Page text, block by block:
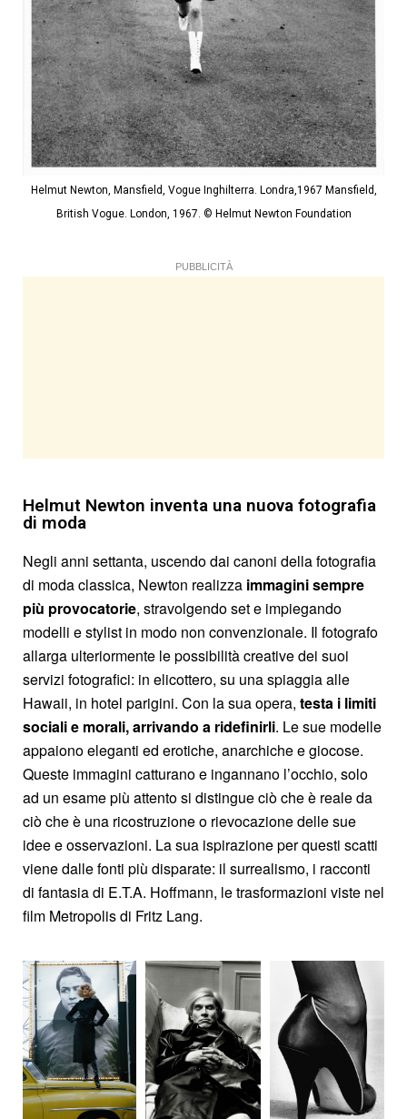
Helmut Newton, Mansfield, Vogue Inghilterra. Londra,1967 Mansfield,
British Vogue. London, 1967. © Helmut Newton Foundation
PUBBLICITÀ
Helmut Newton inventa una nuova fotografia
di moda
Negli anni settanta, uscendo dai canoni della fotografia
di moda classica, Newton realizza immagini sempre
più provocatorie, stravolgendo set e impiegando
modelli e stylist in modo non convenzionale. Il fotografo
allarga ulteriormente le possibilità creative dei suoi
servizi fotografici: in elicottero, su una spiaggia alle
Hawaii, in hotel parigini. Con la sua opera, testa i limiti
sociali e morali, arrivando a ridefinirli. Le sue modelle
appaiono eleganti ed erotiche, anarchiche e giocose.
Queste immagini catturano e ingannano l’occhio, solo
ad un esame più attento si distingue ciò che è reale da
ciò che è una ricostruzione o rievocazione delle sue
idee e osservazioni. La sua ispirazione per questi scatti
viene dalle fonti più disparate: il surrealismo, i racconti
di fantasia di E.T.A. Hoffmann, le trasformazioni viste nel
film Metropolis di Fritz Lang.